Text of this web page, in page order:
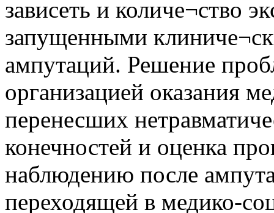
зависеть и количе¬ство
запущенными
ампутаций. Решение
организацией оказания
перенесших
конечностей и оценка
наблюдению после
переходящей в медико-